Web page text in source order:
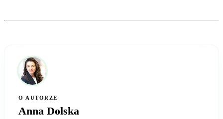
O AUTORZE
Anna Dolska